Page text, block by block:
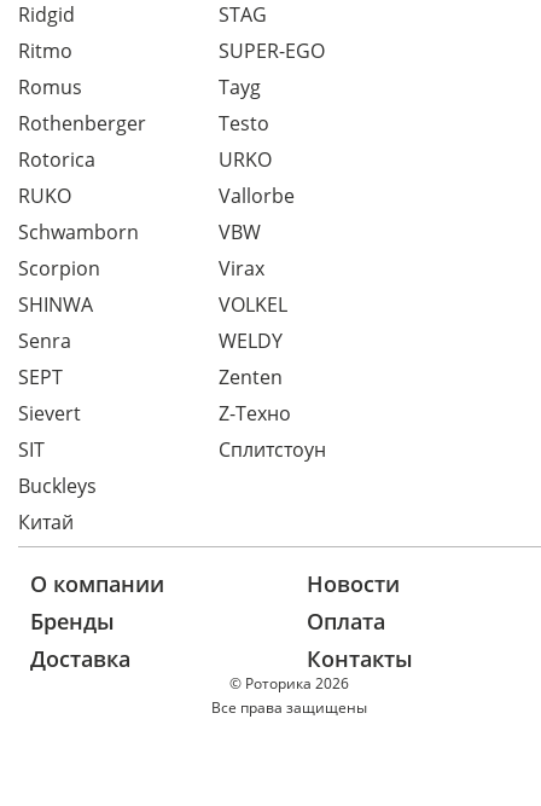
Ridgid
Ritmo
Romus
Rothenberger
Rotorica
RUKO
Schwamborn
Scorpion
SHINWA
Senra
SEPT
Sievert
SIT
STAG
SUPER-EGO
Tayg
Testo
URKO
Vallorbe
VBW
Virax
VOLKEL
WELDY
Zenten
Z-Техно
Сплитстоун
Buckleys
Китай
© Роторика 2026
Все права защищены
О компании
Новости
Бренды
Оплата
Доставка
Контакты